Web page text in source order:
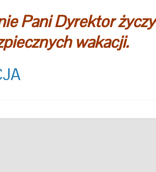
Pani Dyrektor
wakacji.